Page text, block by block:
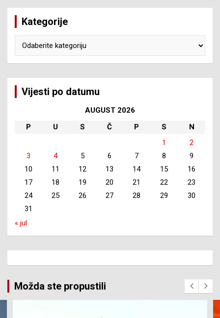
Kategorije
Vijesti po datumu
AUGUST 2026
P
U S Č P S
N
1
2
3
4 5 6 7 8
9
10
11 12 13 14 15
16
17
18 19 20 21 22
23
24
25 26 27 28 29
30
31
« jul
Možda ste propustili